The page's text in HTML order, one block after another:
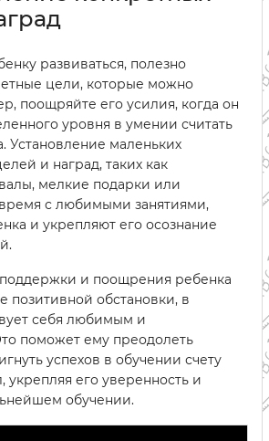
развиваться, полезно
цели, которые можно
поощряйте его усилия, когда он
уровня в умении считать
Установление маленьких
и наград, таких как
мелкие подарки или
с любимыми занятиями,
и укрепляют его осознание
и поощрения ребенка
позитивной обстановки, в
себя любимым и
поможет ему преодолеть
успехов в обучении счету
укрепляя его уверенность и
обучении.